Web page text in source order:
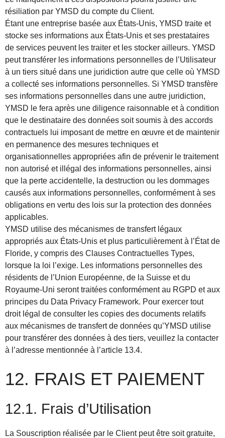
résiliation par YMSD du compte du Client.
Étant une entreprise basée aux États-Unis, YMSD traite et
stocke ses informations aux États-Unis et ses prestataires
de services peuvent les traiter et les stocker ailleurs. YMSD
peut transférer les informations personnelles de l’Utilisateur
à un tiers situé dans une juridiction autre que celle où YMSD
a collecté ses informations personnelles. Si YMSD transfère
ses informations personnelles dans une autre juridiction,
YMSD le fera après une diligence raisonnable et à condition
que le destinataire des données soit soumis à des accords
contractuels lui imposant de mettre en œuvre et de maintenir
en permanence des mesures techniques et
organisationnelles appropriées afin de prévenir le traitement
non autorisé et illégal des informations personnelles, ainsi
que la perte accidentelle, la destruction ou les dommages
causés aux informations personnelles, conformément à ses
obligations en vertu des lois sur la protection des données
applicables.
YMSD utilise des mécanismes de transfert légaux
appropriés aux États-Unis et plus particulièrement à l’État de
Floride, y compris des Clauses Contractuelles Types,
lorsque la loi l’exige. Les informations personnelles des
résidents de l’Union Européenne, de la Suisse et du
Royaume-Uni seront traitées conformément au RGPD et aux
principes du Data Privacy Framework. Pour exercer tout
droit légal de consulter les copies des documents relatifs
aux mécanismes de transfert de données qu’YMSD utilise
pour transférer des données à des tiers, veuillez la contacter
à l’adresse mentionnée à l’article 13.4.
12. FRAIS ET PAIEMENT
12.1. Frais d’Utilisation
La Souscription réalisée par le Client peut être soit gratuite,